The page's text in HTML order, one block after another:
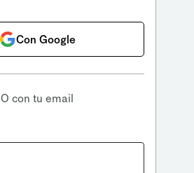
Con Google
O con tu email